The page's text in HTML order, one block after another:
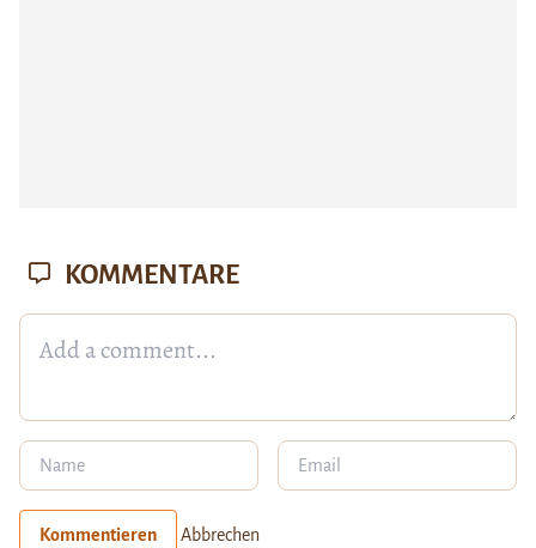
KOMMENTARE
Kommentieren Abbrechen